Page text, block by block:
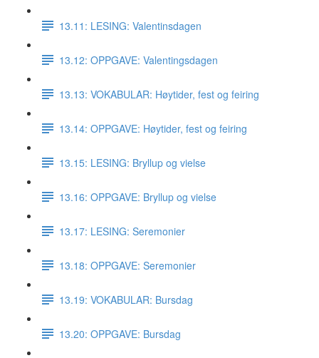
13.11: LESING: Valentinsdagen
13.12: OPPGAVE: Valentingsdagen
13.13: VOKABULAR: Høytider, fest og feiring
13.14: OPPGAVE: Høytider, fest og feiring
13.15: LESING: Bryllup og vielse
13.16: OPPGAVE: Bryllup og vielse
13.17: LESING: Seremonier
13.18: OPPGAVE: Seremonier
13.19: VOKABULAR: Bursdag
13.20: OPPGAVE: Bursdag